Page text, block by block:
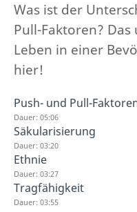
Was ist der
Pull-Faktoren?
Leben in einer
hier!
Push- und Pull-
Dauer: 05:06
Säkularisierung
Dauer: 03:20
Ethnie
Dauer: 03:27
Tragfähigkeit
Dauer: 03:55